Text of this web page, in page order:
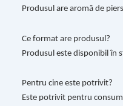
Produsul are aromă de
Ce format are produsul?
Produsul este disponibil în
Pentru cine este potrivit?
Este potrivit pentru